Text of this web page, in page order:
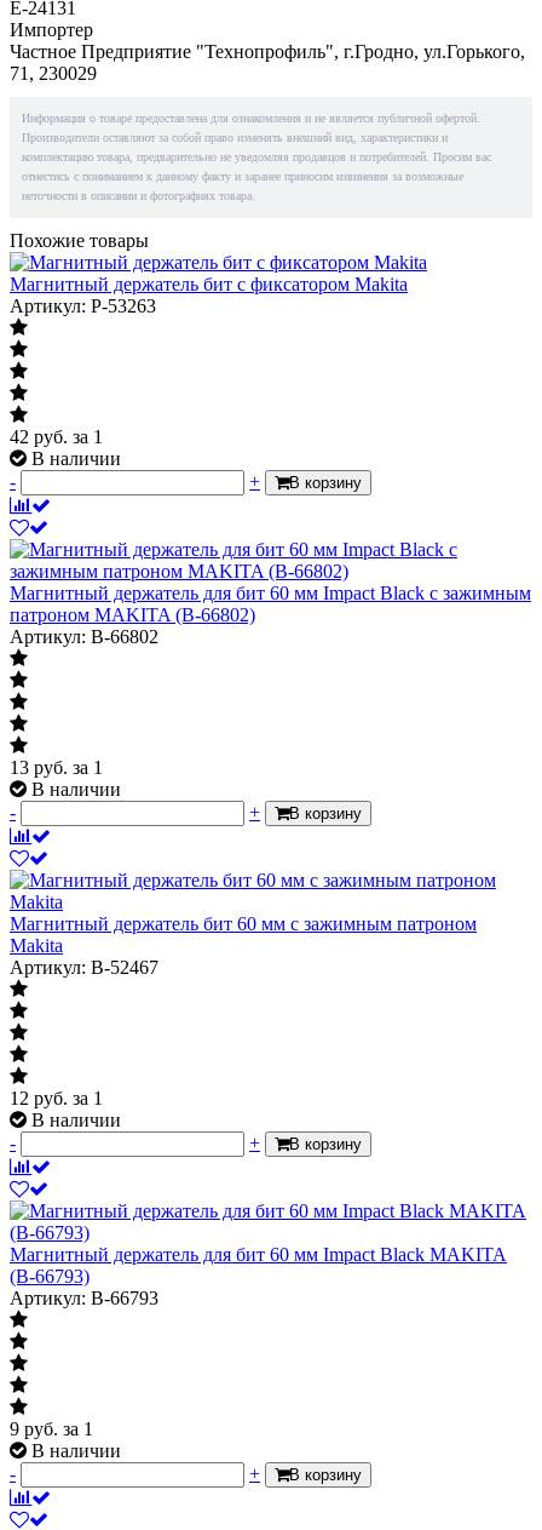
E-24131
Импортер
Частное Предприятие "Технопрофиль", г.Гродно, ул.Горького,
71, 230029
Информация о товаре предоставлена для ознакомления и не является публичной офертой.
Производители оставляют за собой право изменять внешний вид, характеристики и
комплектацию товара, предварительно не уведомляя продавцов и потребителей. Просим вас
отнестись с пониманием к данному факту и заранее приносим извинения за возможные
неточности в описании и фотографиях товара.
Похожие товары
Магнитный держатель бит с фиксатором Makita
Артикул: P-53263
42 руб. за 1
В наличии
-
+ В корзину
Магнитный держатель для бит 60 мм Impact Black с зажимным
патроном MAKITA (B-66802)
Артикул: B-66802
13 руб. за 1
В наличии
-
+ В корзину
Магнитный держатель бит 60 мм с зажимным патроном
Makita
Артикул: B-52467
12 руб. за 1
В наличии
-
+ В корзину
Магнитный держатель для бит 60 мм Impact Black MAKITA
(B-66793)
Артикул: B-66793
9 руб. за 1
В наличии
-
+ В корзину